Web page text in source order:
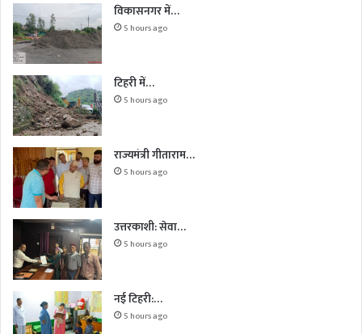
विकासनगर में…
5 hours ago
टिहरी में…
5 hours ago
राज्यमंत्री गीताराम…
5 hours ago
उत्तरकाशी: सेवा…
5 hours ago
नई टिहरी:…
5 hours ago